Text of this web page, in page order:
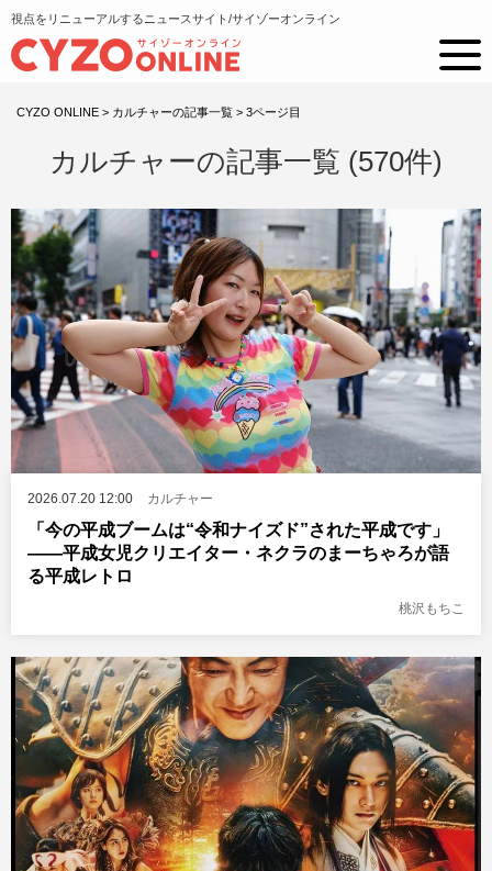
視点をリニューアルするニュースサイト/サイゾーオンライン
CYZO ONLINE > カルチャーの記事一覧 > 3ページ目
カルチャーの記事一覧 (570件)
2026.07.20 12:00 カルチャー
「今の平成ブームは“令和ナイズド”された平成です」
――平成女児クリエイター・ネクラのまーちゃろが語
る平成レトロ
桃沢もちこ